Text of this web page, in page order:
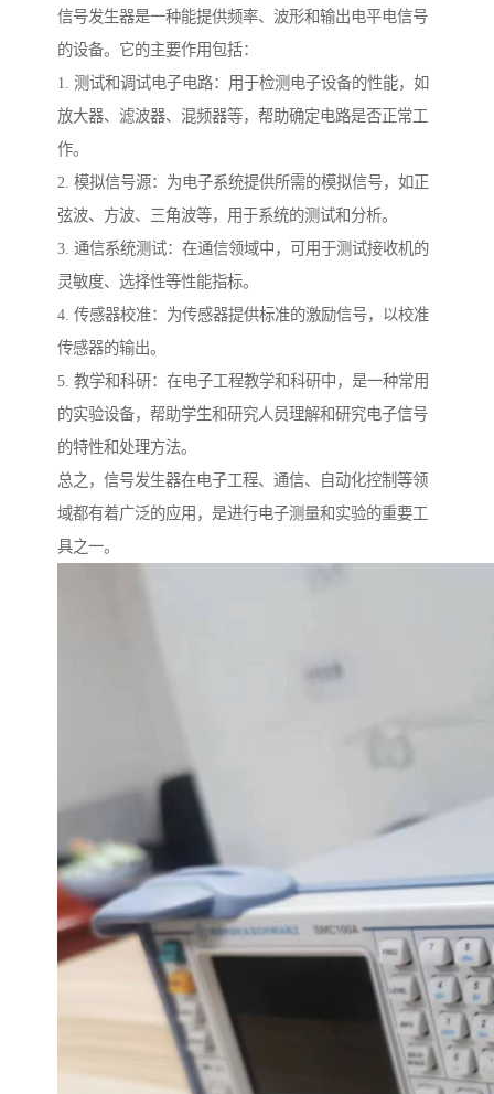
信号发生器是一种能提供频率、波形和输出电平电信号
的设备。它的主要作用包括：
1. 测试和调试电子电路：用于检测电子设备的性能，如
放大器、滤波器、混频器等，帮助确定电路是否正常工
作。
2. 模拟信号源：为电子系统提供所需的模拟信号，如正
弦波、方波、三角波等，用于系统的测试和分析。
3. 通信系统测试：在通信领域中，可用于测试接收机的
灵敏度、选择性等性能指标。
4. 传感器校准：为传感器提供标准的激励信号，以校准
传感器的输出。
5. 教学和科研：在电子工程教学和科研中，是一种常用
的实验设备，帮助学生和研究人员理解和研究电子信号
的特性和处理方法。
总之，信号发生器在电子工程、通信、自动化控制等领
域都有着广泛的应用，是进行电子测量和实验的重要工
具之一。